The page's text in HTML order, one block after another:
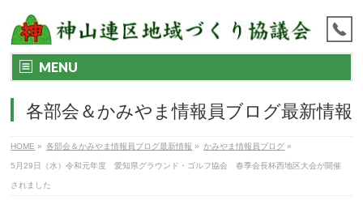
MENU
各部会＆かみやま情報員ブログ最新情報
HOME » 各部会＆かみやま情報員ブログ最新情報 » かみやま情報員ブログ »
5月29日（水）令和元年度 愛知県グラウンド・ゴルフ協会 春季会長杯西地区大会が開催
されました